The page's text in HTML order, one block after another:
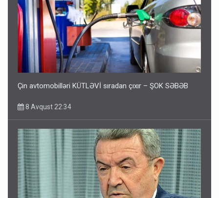
Çin avtomobilləri KÜTLƏVİ sıradan çıxır – ŞOK SƏBƏB
8 Avqust 22:34